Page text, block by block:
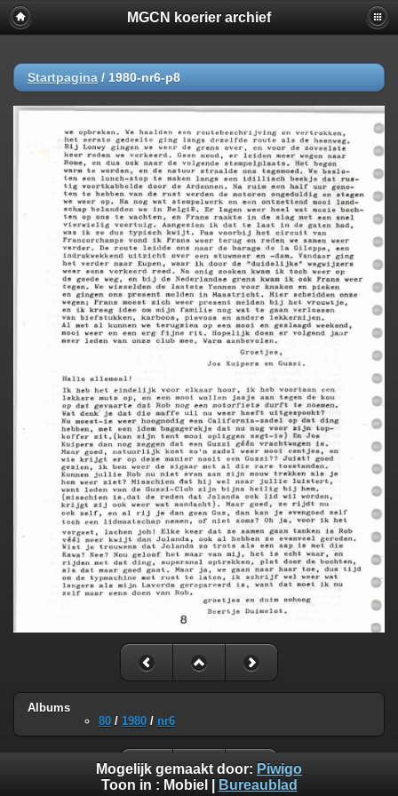
MGCN koerier archief
Startpagina / 1980-nr6-p8
Albums
80 / 1980 / nr6
Mogelijk gemaakt door: Piwigo
Toon in : Mobiel Bureaublad